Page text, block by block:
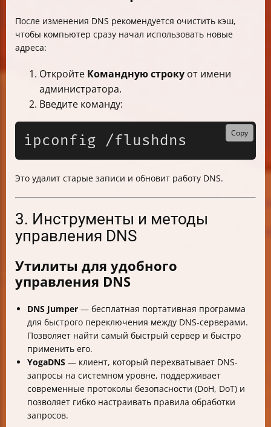
После изменения DNS рекомендуется очистить кэш,
чтобы компьютер сразу начал использовать новые
адреса:
Откройте Командную строку от имени
администратора.
Введите команду:
Copy
Это удалит старые записи и обновит работу DNS.
3. Инструменты и методы
управления DNS
Утилиты для удобного
управления DNS
DNS Jumper — бесплатная портативная программа
для быстрого переключения между DNS-серверами.
Позволяет найти самый быстрый сервер и быстро
применить его.
YogaDNS — клиент, который перехватывает DNS-
запросы на системном уровне, поддерживает
современные протоколы безопасности (DoH, DoT) и
позволяет гибко настраивать правила обработки
запросов.